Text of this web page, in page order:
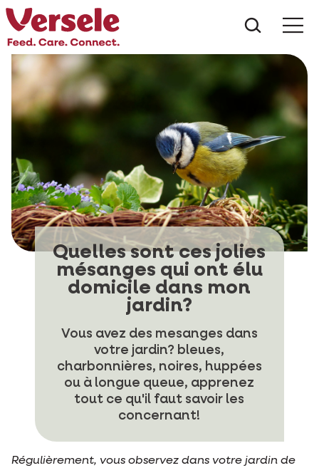
Quelles sont ces jolies
mésanges qui ont élu
domicile dans mon
jardin?
Vous avez des mesanges dans
votre jardin? bleues,
charbonnières, noires, huppées
ou à longue queue, apprenez
tout ce qu'il faut savoir les
concernant!
Régulièrement, vous observez dans votre jardin de